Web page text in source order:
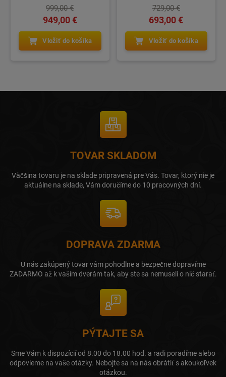
999,00 €
949,00 €
Vložiť do košíka
729,00 €
693,00 €
Vložiť do košíka
TOVAR SKLADOM
Väčšina tovaru je na sklade pripravená pre Vás. Tovar, ktorý nie je
aktuálne na sklade, Vám doručíme do 10 pracovných dní.
DOPRAVA ZDARMA
U nás zakúpený tovar vám pohodlne a bezpečne dopravíme
ZADARMO až k vaším dverám tak, aby ste sa nemuseli o nič starať.
PÝTAJTE SA
Sme Vám k dispozícií od 8.00 do 18.00 hod. a radi poradíme alebo
odpovieme na vaše otázky. Nebojte sa na nás obrátiť s akoukoľvek
otázkou.